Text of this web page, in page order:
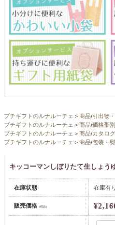
プチギフトのルナルーチェ ＞ 商品/引出物
プチギフトのルナルーチェ ＞ 商品/価格帯
プチギフトのルナルーチェ ＞ 商品/カタロ
プチギフトのルナルーチェ ＞ 商品/包装・
キッコーマンしぼりたて生しょ
在庫状態 在庫有り
販売価格（税込）